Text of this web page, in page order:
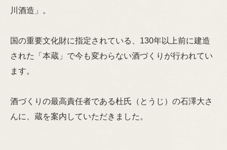
川酒造」。
国の重要文化財に指定されている、130年以上前に建造
された「本蔵」で今も変わらない酒づくりが行われてい
ます。
酒づくりの最高責任者である杜氏（とうじ）の石澤大さ
んに、蔵を案内していただきました。